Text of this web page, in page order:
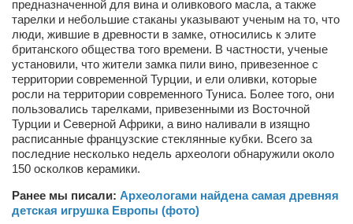
Ольга Козаченко
Оксана Скоробагатская
Александра Скорук
Евгений Полюхович
Ольга Чикина
Бизнес-партнёры
Здоровье
Врач психиатр–нарколог Анплеев А.Б.
предназначенной для вина и оливкового масла, а также
тарелки и небольшие стаканы указывают ученым на то, что
люди, жившие в древности в замке, относились к элите
британского общества того времени. В частности, ученые
установили, что жители замка пили вино, привезенное с
территории современной Турции, и ели оливки, которые
росли на территории современного Туниса. Более того, они
пользовались тарелками, привезенными из Восточной
Турции и Северной Африки, а вино наливали в изящно
расписанные французские стеклянные кубки. Всего за
последние несколько недель археологи обнаружили около
150 осколков керамики.
Ранее мы писали: Археологами найдена самая древняя
детская игрушка Европы (фото)